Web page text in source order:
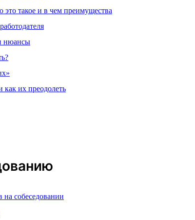
такое и в чем преимущества
нюансы
как их преодолеть
на собеседовании